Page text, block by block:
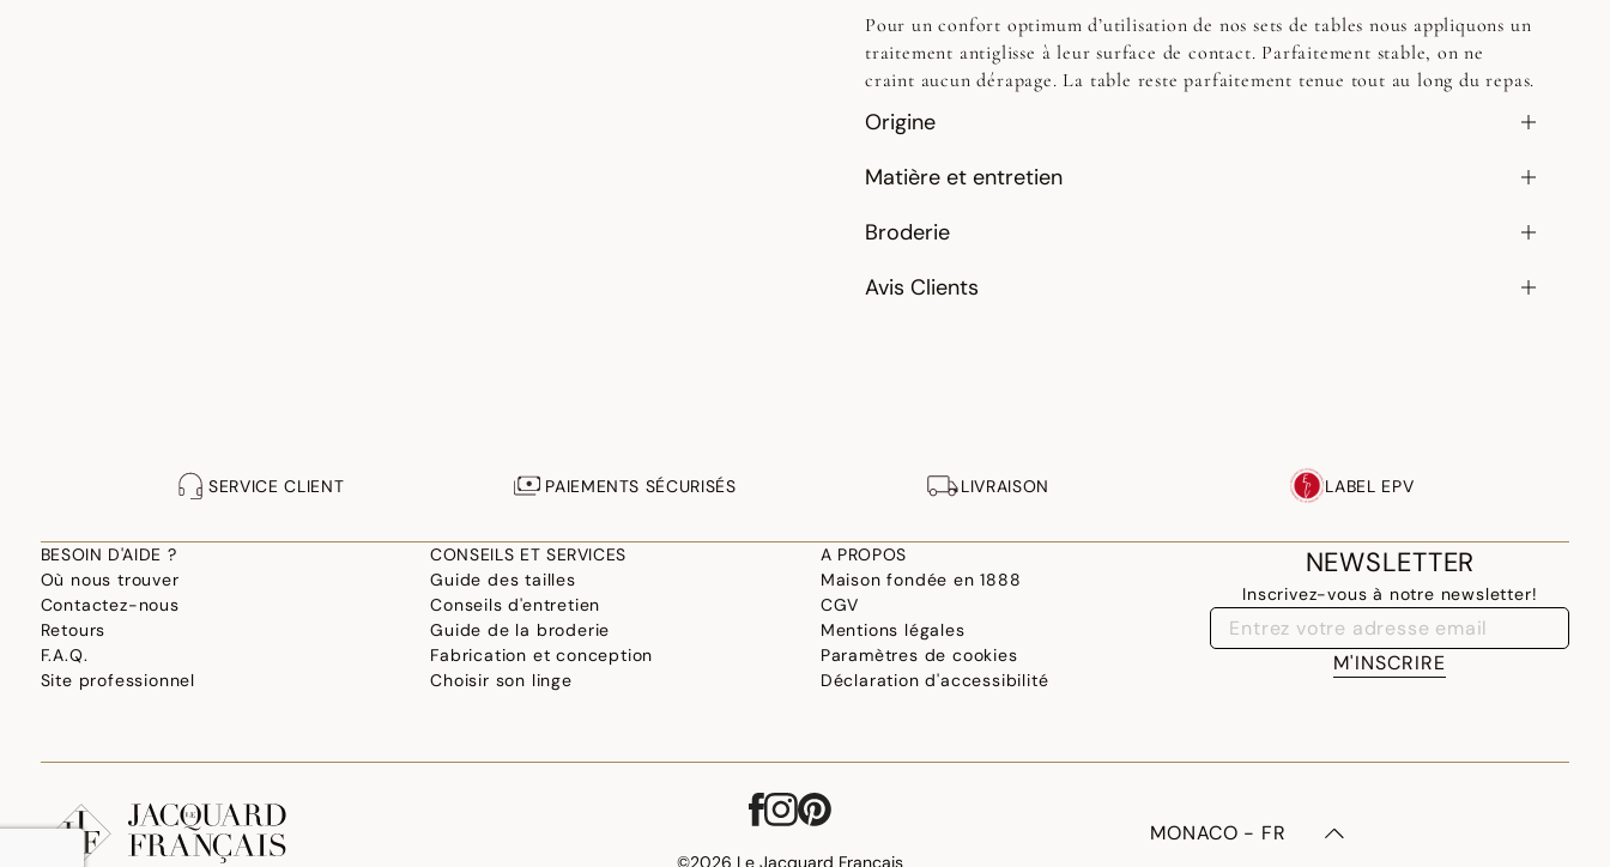
Pour un confort optimum d’utilisation de nos sets de tables nous appliquons un
traitement antiglisse à leur surface de contact. Parfaitement stable, on ne
craint aucun dérapage. La table reste parfaitement tenue tout au long du repas.
Origine
Matière et entretien
Broderie
Avis Clients
SERVICE CLIENT PAIEMENTS SÉCURISÉS LIVRAISON LABEL EPV
BESOIN D'AIDE ?
Où nous trouver
Contactez-nous
Retours
F.A.Q.
Site professionnel
CONSEILS ET SERVICES
Guide des tailles
Conseils d'entretien
Guide de la broderie
Fabrication et conception
Choisir son linge
A PROPOS
Maison fondée en 1888
CGV
Mentions légales
Paramètres de cookies
Déclaration d'accessibilité
NEWSLETTER
Inscrivez-vous à notre newsletter!
M'INSCRIRE
©2026 Le Jacquard Français
MONACO - FR